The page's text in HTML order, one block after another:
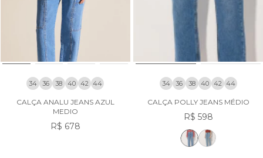
34 36 38 40 42 44
CALÇA ANALU JEANS AZUL
MEDIO
R$ 678
34 36 38 40 42 44
CALÇA POLLY JEANS MÉDIO
R$ 598